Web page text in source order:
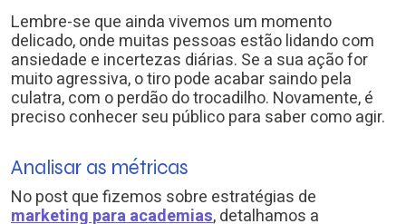
Lembre-se que ainda vivemos um momento
delicado, onde muitas pessoas estão lidando com
ansiedade e incertezas diárias. Se a sua ação for
muito agressiva, o tiro pode acabar saindo pela
culatra, com o perdão do trocadilho. Novamente, é
preciso conhecer seu público para saber como agir.
Analisar as métricas
No post que fizemos sobre estratégias de
marketing para academias, detalhamos a